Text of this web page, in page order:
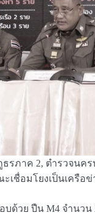
ภาค 2, ตำรวจนค
ชื่อมโยงเป็นเครือ
วย ปืน M4 จำนว